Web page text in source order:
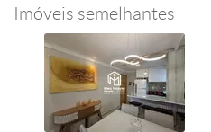
Imóveis semelhantes